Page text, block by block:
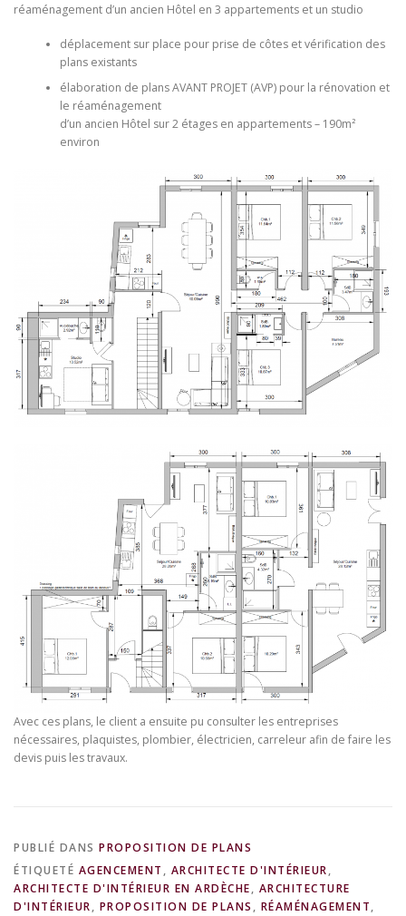
réaménagement d’un ancien Hôtel en 3 appartements et un studio
déplacement sur place pour prise de côtes et vérification des
plans existants
élaboration de plans AVANT PROJET (AVP) pour la rénovation et
le réaménagement
d’un ancien Hôtel sur 2 étages en appartements – 190m²
environ
Avec ces plans, le client a ensuite pu consulter les entreprises
nécessaires, plaquistes, plombier, électricien, carreleur afin de faire les
devis puis les travaux.
PUBLIÉ DANS PROPOSITION DE PLANS
ÉTIQUETÉ AGENCEMENT , ARCHITECTE D'INTÉRIEUR,
ARCHITECTE D'INTÉRIEUR EN ARDÈCHE, ARCHITECTURE
D'INTÉRIEUR, PROPOSITION DE PLANS , RÉAMÉNAGEMENT,